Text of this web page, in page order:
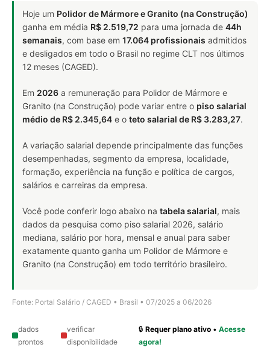
Hoje um Polidor de Mármore e Granito (na Construção)
ganha em média R$ 2.519,72 para uma jornada de 44h
semanais, com base em 17.064 profissionais admitidos
e desligados em todo o Brasil no regime CLT nos últimos
12 meses (CAGED).
Em 2026 a remuneração para Polidor de Mármore e
Granito (na Construção) pode variar entre o piso salarial
médio de R$ 2.345,64 e o teto salarial de R$ 3.283,27.
A variação salarial depende principalmente das funções
desempenhadas, segmento da empresa, localidade,
formação, experiência na função e política de cargos,
salários e carreiras da empresa.
Você pode conferir logo abaixo na tabela salarial, mais
dados da pesquisa como piso salarial 2026, salário
mediana, salário por hora, mensal e anual para saber
exatamente quanto ganha um Polidor de Mármore e
Granito (na Construção) em todo território brasileiro.
Fonte: Portal Salário / CAGED • Brasil • 07/2025 a 06/2026
dados
prontos
verificar
disponibilidade
🔒Requer plano ativo •Acesse
agora!